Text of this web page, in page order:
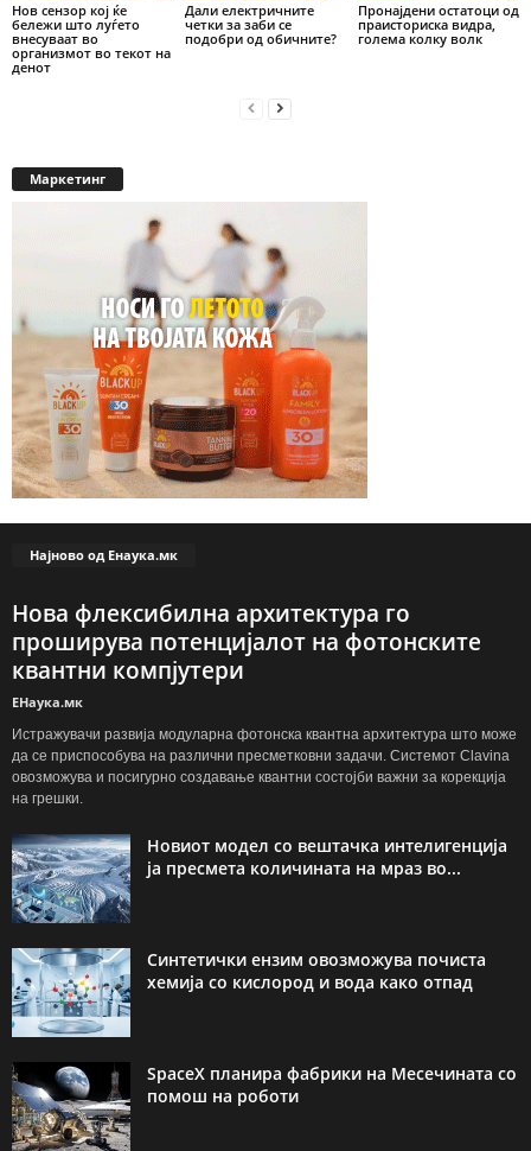
Нов сензор кој ќе
бележи што луѓето
внесуваат во
организмот во текот на
денот
Дали електричните
четки за заби се
подобри од обичните?
Пронајдени остатоци од
праисториска видра,
голема колку волк
Маркетинг
Најново од Енаука.мк
Нова флексибилна архитектура го
проширува потенцијалот на фотонските
квантни компјутери
ЕНаука.мк
Истражувачи развија модуларна фотонска квантна архитектура што може
да се приспособува на различни пресметковни задачи. Системот Clavina
овозможува и посигурно создавање квантни состојби важни за корекција
на грешки.
Новиот модел со вештачка интелигенција
ја пресмета количината на мраз во...
Синтетички ензим овозможува почиста
хемија со кислород и вода како отпад
SpaceX планира фабрики на Месечината со
помош на роботи